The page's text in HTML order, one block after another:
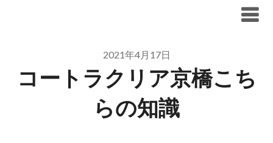
2021年4月17日
コートラクリア京橋こち
らの知識